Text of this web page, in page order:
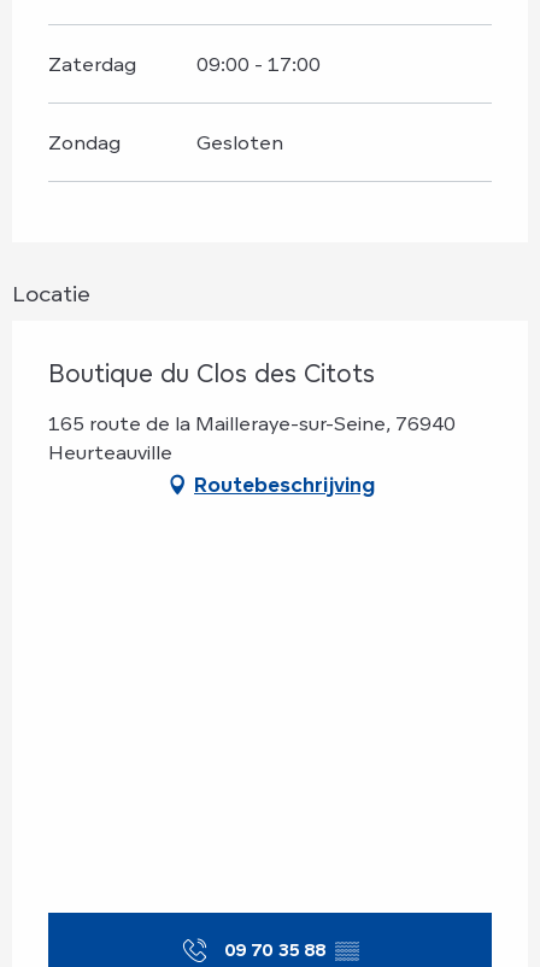
Zaterdag 09:00 - 17:00
Zondag Gesloten
Locatie
Boutique du Clos des Citots
165 route de la Mailleraye-sur-Seine, 76940
Heurteauville
Routebeschrijving
09 70 35 88 ▒▒